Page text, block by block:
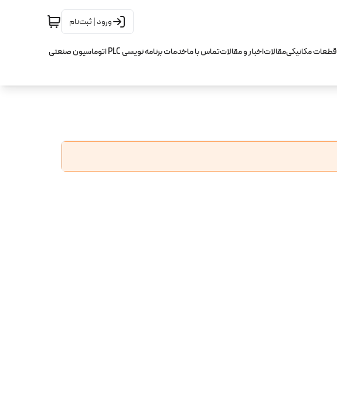
ورود | ثبت‌نام
قطعات مکانیکیمقالاتاخبار و مقالاتتماس با ماخدمات برنامه نویسی PLC اتوماسیون صنعتی